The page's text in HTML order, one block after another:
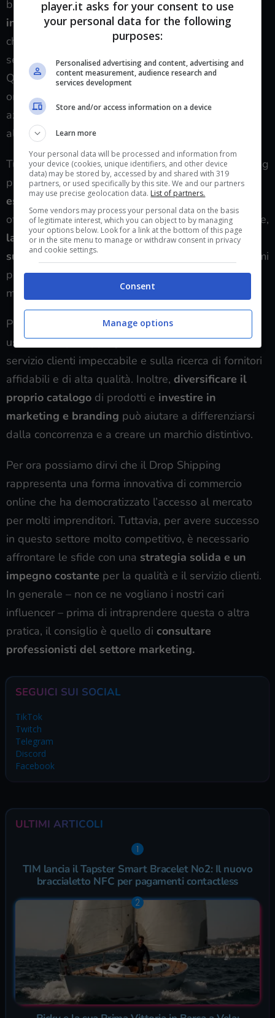
bassa barriera all’entrata. Con poco o nessun
investimento iniziale per l’inventario, praticamente
chiunque può avviare un’attività di drop shipping,
semplicementeaprendo un sito di e-commerce.
Questo ha portato a una proliferazione di negozi
online gestiti da singoli imprenditori o piccole
aziende, contribuendo alla diversificazione e
all’innovazione nel settore del commercio online.
Tuttavia, nonostante i suoi vantaggi, il Drop Shipping
presenta anche alcune difficoltà.La concorrenza è
estremamente elevata,con numerosi operatori che
offrono gli stessi prodotti a prezzi competitivi. Inoltre,
la mancanza di controllo diretto sulla qualità e
sulla spedizionedei prodotti può portare a problemi
per il cliente, danneggiando la reputazione del
marchio.
Per mitigare questi rischi, molti commercianti che
usano il Drop Shipping si concentrano sull’offrire un
servizio clienti impeccabile e sulla ricerca di fornitori
affidabili e di alta qualità. Inoltre, diversificare il
proprio catalogo di prodotti e investire in
marketing e branding può aiutare a differenziarsi
dalla concorrenza e a creare un marchio distintivo.
Per ora possiamo dirvi che il Drop Shipping
rappresenta una forma innovativa di commercio
online che ha democratizzato l’accesso al mercato
per molti imprenditori. Tuttavia, per avere successo
in questo settore molto competitivo, è necessario
affrontare le sfide con una strategia solida e un
impegno costante per la qualità e il servizio clienti.
In generale – non ce ne vogliano i nostri cari
influencer – prima di intraprendere questa o altra
pratica, il consiglio è quello di consultare
professionisti del settore marketing.
SEGUICI SUI SOCIAL
TikTok
Twitch
Telegram
Discord
Facebook
ULTIMI ARTICOLI
TIM lancia il Tapster Smart Bracelet No2: Il nuovo
braccialetto NFC per pagamenti contactless
player.it asks for your consent to use
your personal data for the following
purposes:
Personalised advertising and content, advertising and
content measurement, audience research and
services development
Store and/or access information on a device
Learn more
Your personal data will be processed and information from
your device (cookies, unique identifiers, and other device
data) may be stored by, accessed by and shared with 319
partners, or used specifically by this site. We and our partners
may use precise geolocation data. List of partners.
Some vendors may process your personal data on the basis
of legitimate interest, which you can object to by managing
your options below. Look for a link at the bottom of this page
or in the site menu to manage or withdraw consent in privacy
and cookie settings.
Consent
Manage options